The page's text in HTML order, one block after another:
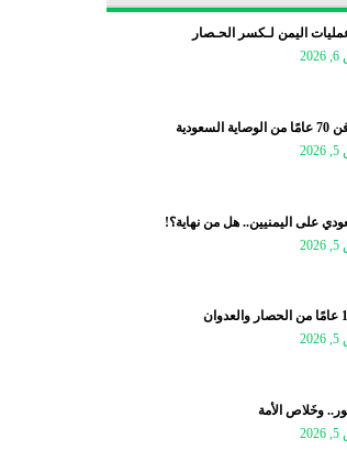
اليمن لـكسر الحـصار
على اليمنيين.. هل من نهاية؟!
وخَلاص الأمة